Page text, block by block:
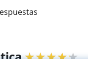
★★★★★